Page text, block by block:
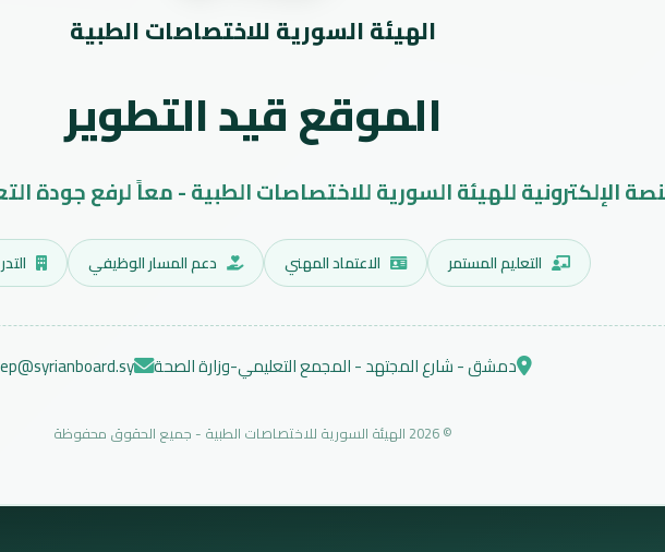
الهيئة السورية للاختصاصات الطبية
الموقع قيد التطوير
الإلكترونية للهيئة السورية للاختصاصات الطبية - معاً لرفع جودة
التعليم المستمر الاعتماد المهني دعم المسار الوظيفي
دمشق - شارع المجتهد - المجمع التعليمي-وزارة الصحة
© 2026 الهيئة السورية للاختصاصات الطبية - جميع الحقوق محفوظة